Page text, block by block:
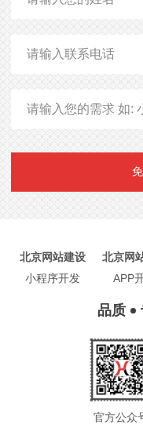
北京网站建设 北京网
小程序开发
APP
品质
官方公众